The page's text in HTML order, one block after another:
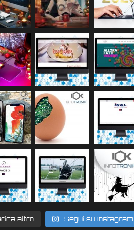
altro Segui su Instagram